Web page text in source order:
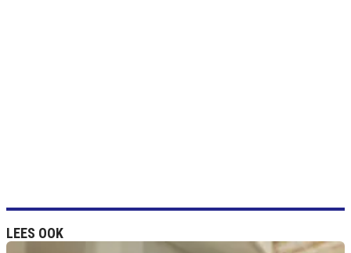
LEES OOK